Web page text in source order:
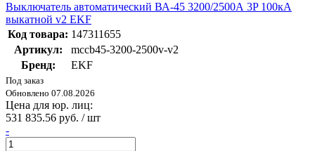
Выключатель автоматический ВА-45 3200/2500А 3P 100кА
выкатной v2 EKF
Код товара: 147311655
Артикул:
mccb45-3200-2500v-v2
Бренд:
EKF
Под заказ
Обновлено 07.08.2026
Цена для юр. лиц:
531 835.56 руб. / шт
-